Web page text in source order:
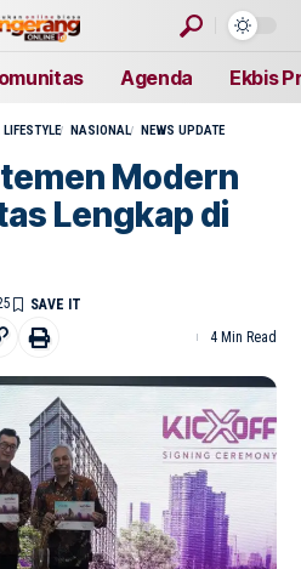
Agenda Ekbis
NASIONAL NEWS UPDATE
Modern
Lengkap di
4 Min Read